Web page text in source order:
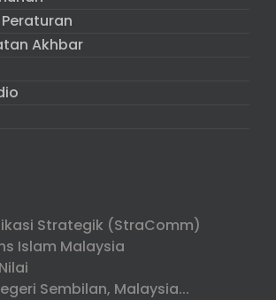
Akhbar
Strategik (StraComm)
Islam Malaysia
Sembilan, Malaysia...